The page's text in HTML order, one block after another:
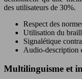
des utilisateurs de 30%.
Respect des
Utilisation du
Signalétique
Audio-description
Multilinguisme et